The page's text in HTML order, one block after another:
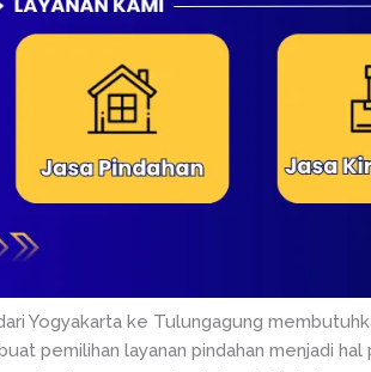
Yogyakarta ke Tulungagung
pemilihan layanan pindahan menjadi